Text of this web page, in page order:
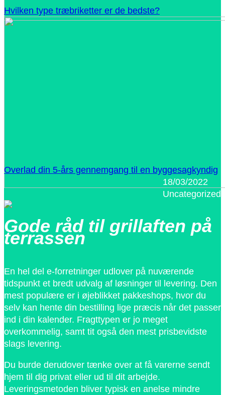
Hvilken type træbriketter er de bedste?
Overlad din 5-års gennemgang til en byggesagkyndig
18/03/2022
Uncategorized
Gode råd til grillaften på
terrassen
En hel del e-forretninger udlover på nuværende
tidspunkt et bredt udvalg af løsninger til levering. Den
mest populære er i øjeblikket pakkeshops, hvor du
selv kan hente din bestilling lige præcis når det passer
ind i din kalender. Fragttypen er jo meget
overkommelig, samt tit også den mest prisbevidste
slags levering.
Du burde derudover tænke over at få varerne sendt
hjem til dig privat eller ud til dit arbejde.
Leveringsmetoden bliver typisk en anelse mindre